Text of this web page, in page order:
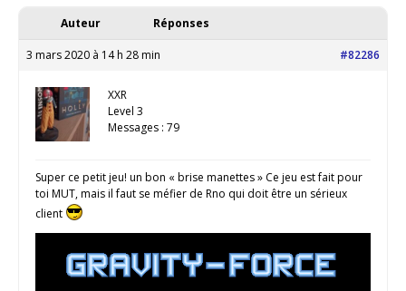
Auteur Réponses
3 mars 2020 à 14 h 28 min #82286
XXR
Level 3
Messages : 79
Super ce petit jeu! un bon « brise manettes » Ce jeu est fait pour
toi MUT, mais il faut se méfier de Rno qui doit être un sérieux
client